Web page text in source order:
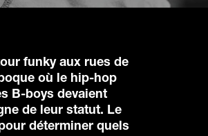
funky aux rues de
où le hip-hop
B-boys devaient
de leur statut. Le
déterminer quels